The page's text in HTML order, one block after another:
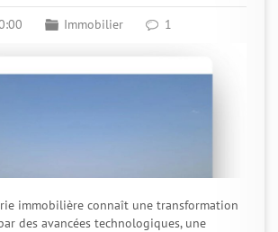
Immobilier 1
immobilière connaît une transformation
des avancées technologiques, une